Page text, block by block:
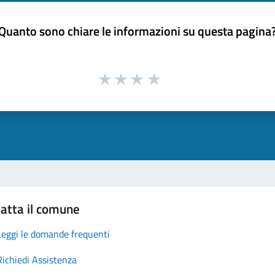
sono chiare le informazioni su questa
il comune
le domande frequenti
Assistenza